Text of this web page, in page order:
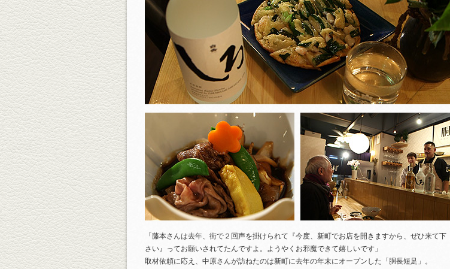
「藤本さんは去年、街で２回声を掛けられて『今度、新町でお店を開きますから、ぜひ来て下
さい』ってお願いされてたんですよ。ようやくお邪魔できて嬉しいです」
取材依頼に応え、中原さんが訪ねたのは新町に去年の年末にオープンした「胴長短足」。